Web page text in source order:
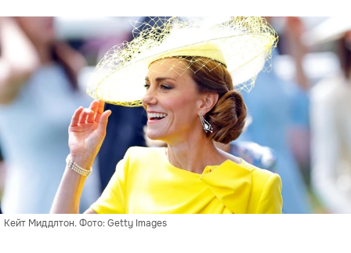
Кейт Миддлтон. Фото: Getty Images